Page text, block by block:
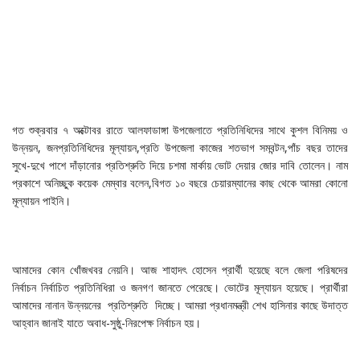
গত শুক্রবার ৭ অক্টোবর রাতে আলফাডাঙ্গা উপজেলাতে প্রতিনিধিদের সাথে কুশল বিনিময় ও
উন্নয়ন, জনপ্রতিনিধিদের মূল্যায়ন,প্রতি উপজেলা কাজের শতভাগ সমবন্টন,পাঁচ বছর তাদের
সুখে-দুখে পাশে দাঁড়ানোর প্রতিশ্রুতি দিয়ে চশমা মার্কায় ভোট দেয়ার জোর দাবি তোলেন। নাম
প্রকাশে অনিচ্ছুক কয়েক মেম্বার বলেন,বিগত ১০ বছরে চেয়ারম্যানের কাছ থেকে আমরা কোনো
মূল্যায়ন পাইনি।
আমাদের কোন খোঁজখবর নেয়নি। আজ শাহাদৎ হোসেন প্রার্থী হয়েছে বলে জেলা পরিষদের
নির্বাচন নির্বাচিত প্রতিনিধিরা ও জনগণ জানতে পেরেছে। ভোটের মূল্যায়ন হয়েছে। প্রার্থীরা
আমাদের নানান উন্নয়নের প্রতিশ্রুতি দিচ্ছে। আমরা প্রধানমন্ত্রী শেখ হাসিনার কাছে উদাত্ত
আহ্বান জানাই যাতে অবাধ-সুষ্ঠু-নিরপেক্ষ নির্বাচন হয়।